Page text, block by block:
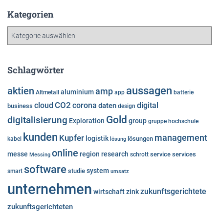
h
Kategorien
g
r
i
e
Schlagwörter
aktien Altmetall aluminiumamp app aussagen batterie
business cloud CO2 corona daten design digital
digitalisierung Exploration Gold group gruppe hochschule
kabel kunden Kupfer logistik lösung lösungen management
messe Messing online region research schrott service services
smart software studie system umsatz
unternehmen wirtschaftzinkzukunftsgerichtete
zukunftsgerichteten